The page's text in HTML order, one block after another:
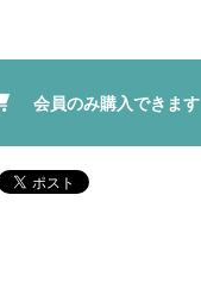
会員のみ購入できます